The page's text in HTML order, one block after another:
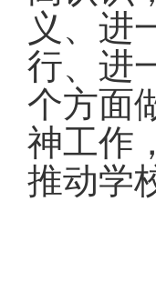
义、进
行、进
个方面
神工作
推动学